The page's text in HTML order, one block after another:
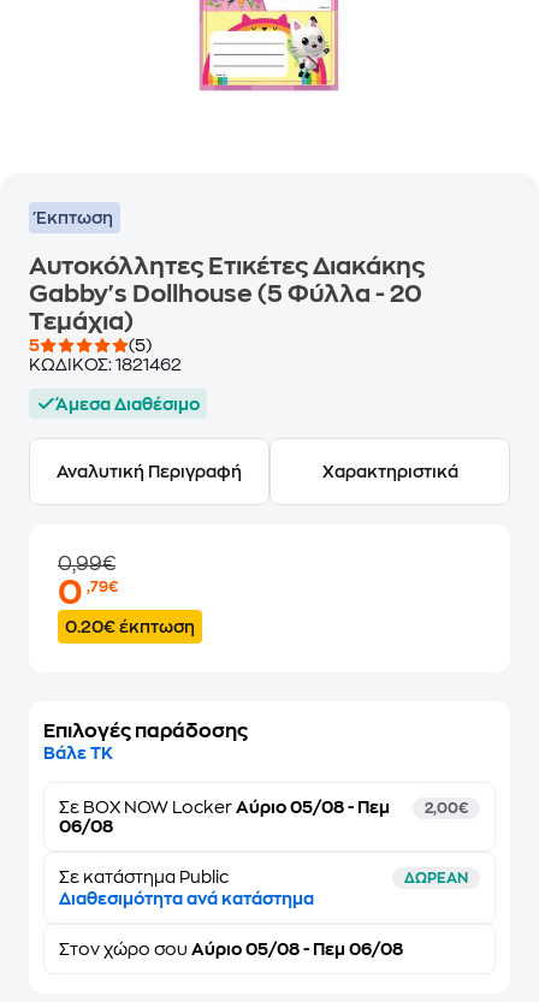
Έκπτωση
Αυτοκόλλητες Ετικέτες Διακάκης
Gabby's Dollhouse (5 Φύλλα - 20
Τεμάχια)
5
(5)
ΚΩΔΙΚΟΣ: 1821462
Άμεσα Διαθέσιμο
Αναλυτική Περιγραφή Χαρακτηριστικά
0,99€
0,79€
0.20€ έκπτωση
Επιλογές παράδοσης
Βάλε ΤΚ
Σε BOX NOW Locker Αύριο 05/08 - Πεμ
06/08
2,00€
Σε κατάστημα Public ΔΩΡΕΑΝ
Διαθεσιμότητα ανά κατάστημα
Στον χώρο σου Αύριο 05/08 - Πεμ 06/08